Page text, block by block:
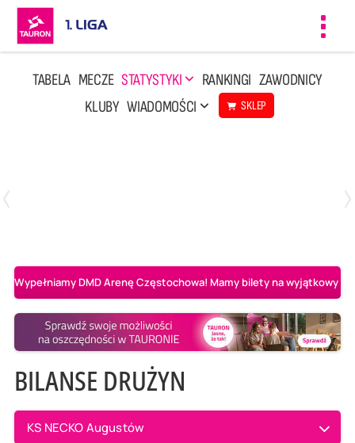
TABELA MECZE STATYSTYKI RANKINGI ZAWODNICY
KLUBY WIADOMOŚCI SKLEP
Wypełniamy DMD Arenę Częstochowa! Mamy bilety na wyjątkowy
BILANSE DRUŻYN
KS NECKO Augustów